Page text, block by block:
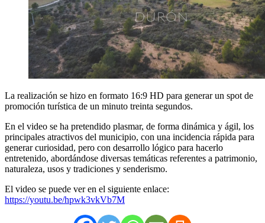
La realización se hizo en formato 16:9 HD para generar un spot de
promoción turística de un minuto treinta segundos.
En el video se ha pretendido plasmar, de forma dinámica y ágil, los
principales atractivos del municipio, con una incidencia rápida para
generar curiosidad, pero con desarrollo lógico para hacerlo
entretenido, abordándose diversas temáticas referentes a patrimonio,
naturaleza, usos y tradiciones y senderismo.
El video se puede ver en el siguiente enlace:
https://youtu.be/hpwk3vkVb7M